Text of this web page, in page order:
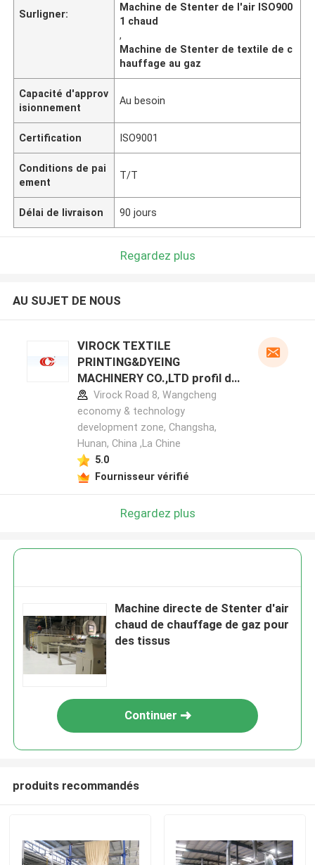
Surligner:
Machine de Stenter de l'air ISO900
1 chaud
,
Machine de Stenter de textile de c
hauffage au gaz
Capacité d'approv
isionnement
Au besoin
Certification ISO9001
Conditions de pai
ement
T/T
Délai de livraison 90 jours
Regardez plus
AU SUJET DE NOUS
VIROCK TEXTILE
PRINTING&DYEING
MACHINERY CO.,LTD profil du
fabricant
Virock Road 8, Wangcheng
economy & technology
development zone, Changsha,
Hunan, China ,La Chine
5.0
Fournisseur vérifié
Regardez plus
Machine directe de Stenter d'air
chaud de chauffage de gaz pour
des tissus
Continuer
produits recommandés